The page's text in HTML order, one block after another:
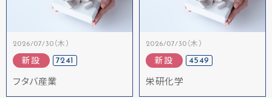
2026/07/30（木）
新設 7241
フタバ産業
2026/07/30（木）
新設 4549
栄研化学